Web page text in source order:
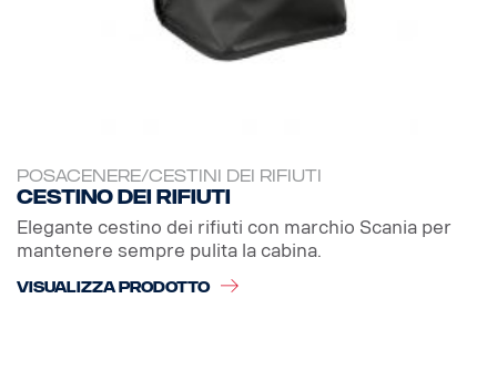
POSACENERE/CESTINI DEI RIFIUTI
Cestino dei rifiuti
Elegante cestino dei rifiuti con marchio Scania per
mantenere sempre pulita la cabina.
VISUALIZZA PRODOTTO